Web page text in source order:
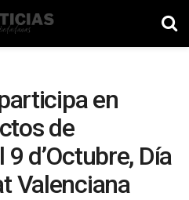
en
de
d’Octubre, Día
Valenciana